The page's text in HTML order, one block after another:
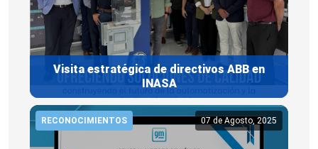
Visita estratégica de directivos ABB en
INASA
RECONOCIMIENTOS 07 de Agosto, 2025